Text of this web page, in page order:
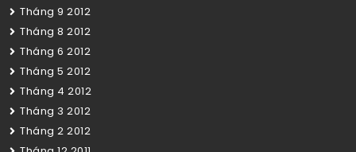
Tháng 9 2012
Tháng 8 2012
Tháng 6 2012
Tháng 5 2012
Tháng 4 2012
Tháng 3 2012
Tháng 2 2012